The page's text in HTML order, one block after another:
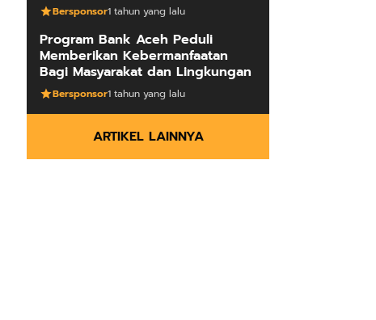
Bersponsor1 tahun yang lalu
Program Bank Aceh Peduli
Memberikan Kebermanfaatan
Bagi Masyarakat dan Lingkungan
Bersponsor1 tahun yang lalu
ARTIKEL LAINNYA